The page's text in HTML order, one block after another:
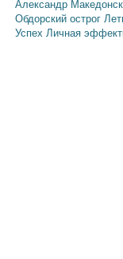
Александр
Обдорский острог
Успех Личная